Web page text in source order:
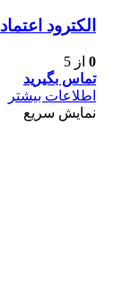
الكترود اعتماد Etemad E6013
0 از 5
تماس بگیرید
اطلاعات بیشتر
نمایش سریع